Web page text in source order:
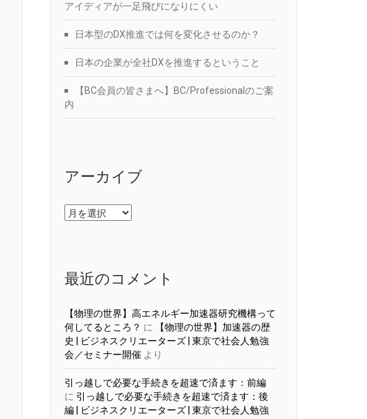
アイディアが一足飛びになりにくい
日本型のDX推進では何を変化させるのか？
日本の企業が全社DXを推進するということ
【BC会員の皆さまへ】BC/Professionalのご案
内
アーカイブ
ア
ー
最近のコメント
【物理の世界】高エネルギー加速器研究機構って
何してるところ？ に
【物理の世界】加速器の歴
史 | ビジネスクリエーターズ | 東京で社会人勉強
会／セミナー開催 より
引っ越しで必要な手続きを超速で済ます：前編
に 引っ越しで必要な手続きを超速で済ます：後
編 | ビジネスクリエーターズ | 東京で社会人勉強